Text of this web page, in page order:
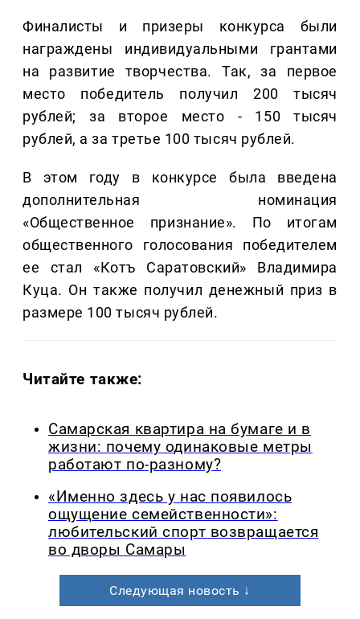
Финалисты и призеры конкурса были
награждены индивидуальными грантами
на развитие творчества. Так, за первое
место победитель получил 200 тысяч
рублей; за второе место - 150 тысяч
рублей, а за третье 100 тысяч рублей.
В этом году в конкурсе была введена
дополнительная номинация
«Общественное признание». По итогам
общественного голосования победителем
ее стал «Котъ Саратовский» Владимира
Куца. Он также получил денежный приз в
размере 100 тысяч рублей.
Читайте также:
Самарская квартира на бумаге и в
жизни: почему одинаковые метры
работают по-разному?
«Именно здесь у нас появилось
ощущение семейственности»:
любительский спорт возвращается
во дворы Самары
Следующая новость ↓